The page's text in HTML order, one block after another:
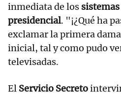
inmediata de los
presidencial. "¡¿Qué ha
exclamar la primera
inicial, tal y como pudo
televisadas.
El Servicio Secreto